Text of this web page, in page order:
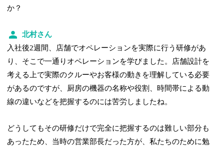
か？
北村さん
入社後2週間、店舗でオペレーションを実際に行う研修があ
り、そこで一通りオペレーションを学びました。店舗設計を
考える上で実際のクルーやお客様の動きを理解している必要
があるのですが、厨房の機器の名称や役割、時間帯による動
線の違いなどを把握するのには苦労しましたね。
どうしてもその研修だけで完全に把握するのは難しい部分も
あったため、当時の営業部長だった方が、私たちのために勉